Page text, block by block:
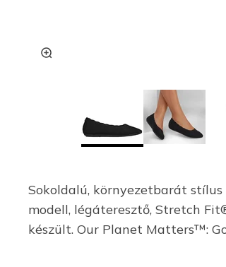
Sokoldalú, környezetbarát
modell, légáteresztő, Stretch
készült. Our Planet Matters™: